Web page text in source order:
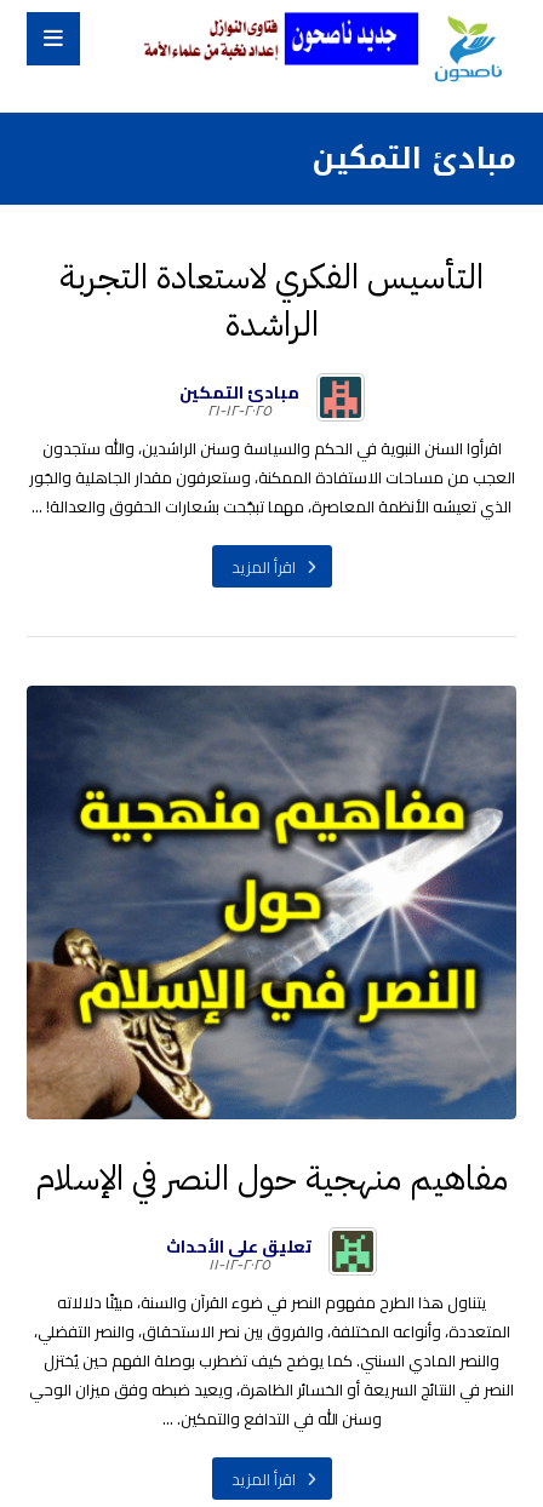
مبادئ التمكين
التأسيس الفكري لاستعادة التجربة
الراشدة
مبادئ التمكين
٢٠٢٥-١٢-٢١
اقرأوا السنن النبوية في الحكم والسياسة وسنن الراشدين، والله ستجدون
العجب من مساحات الاستفادة الممكنة، وستعرفون مقدار الجاهلية والجَور
الذي تعيشه الأنظمة المعاصرة، مهما تبجّحت بشعارات الحقوق والعدالة! ...
اقرأ المزيد
مفاهيم منهجية حول النصر في الإسلام
تعليق على الأحداث
٢٠٢٥-١٢-١١
يتناول هذا الطرح مفهوم النصر في ضوء القرآن والسنة، مبيّنًا دلالاته
المتعددة، وأنواعه المختلفة، والفروق بين نصر الاستحقاق، والنصر التفضلي،
والنصر المادي السنني. كما يوضح كيف تضطرب بوصلة الفهم حين يُختزل
النصر في النتائج السريعة أو الخسائر الظاهرة، ويعيد ضبطه وفق ميزان الوحي
وسنن الله في التدافع والتمكين. ...
اقرأ المزيد